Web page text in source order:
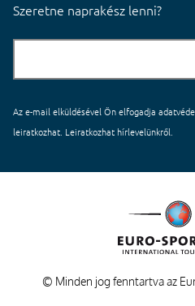
Szeretne naprakész lenni?
Az e-mail elküldésével Ön elfogadja
leiratkozhat. Leiratkozhat hírlevelünkről.
© Minden jog fenntartva az